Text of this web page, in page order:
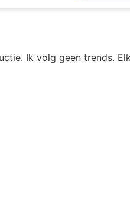
Ik volg geen trends.